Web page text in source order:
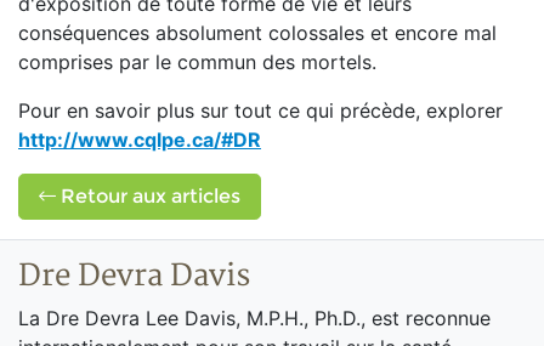
conséquences absolument colossales et encore mal
comprises par le commun des mortels.
Pour en savoir plus sur tout ce qui précède, explorer
http://www.cqlpe.ca/#DR
Retour aux articles
Dre Devra Davis
La Dre Devra Lee Davis, M.P.H., Ph.D., est reconnue